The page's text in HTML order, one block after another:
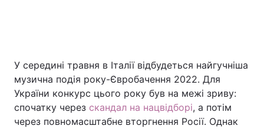
Головна Війна
Україна Політика
У середині травня в Італії відбудеться найгучніша
музична подія року-Євробачення 2022. Для
України конкурс цього року був на межі зриву:
спочатку через скандал на нацвідборі, а потім
через повномасштабне вторгнення Росії. Однак